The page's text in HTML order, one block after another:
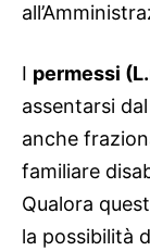
I permessi
assentarsi
anche
familiare
Qualora
la possibilità